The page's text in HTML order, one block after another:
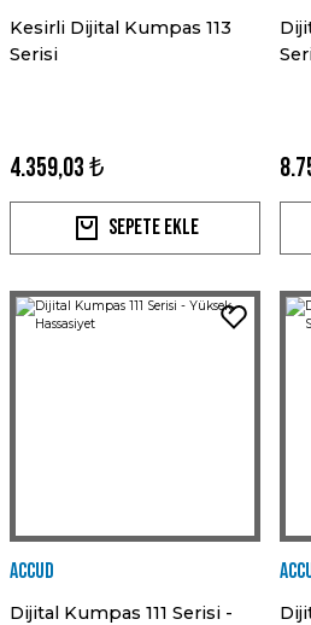
Kesirli Dijital Kumpas 113
Serisi
4.359,03 ₺
Sepete Ekle
Accud
Dijital Kumpas 111 Serisi -